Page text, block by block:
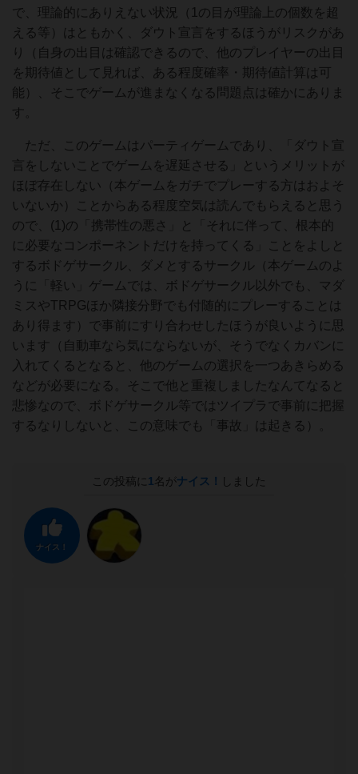
で、理論的にありえない状況（1の目が理論上の個数を超
える等）はともかく、ダウト宣言をするほうがリスクがあ
り（自身の出目は確認できるので、他のプレイヤーの出目
を期待値として見れば、ある程度確率・期待値計算は可
能）、そこでゲームが進まなくなる問題点は確かにありま
す。
ただ、このゲームはパーティゲームであり、「ダウト宣
言をしないことでゲームを遅延させる」というメリットが
ほぼ存在しない（本ゲームをガチでプレーする方はおよそ
いないか）ことからある程度空気は読んでもらえると思う
ので、(1)の「携帯性の悪さ」と「それに伴って、根本的
に必要なコンポーネントだけを持ってくる」ことをよしと
するボドゲサークル、ダメとするサークル（本ゲームのよ
うに「軽い」ゲームでは、ボドゲサークル以外でも、マダ
ミスやTRPGほか隣接分野でも付随的にプレーすることは
あり得ます）で事前にすり合わせしたほうが良いように思
います（自動車なら気にならないが、そうでなくカバンに
入れてくるとなると、他のゲームの選択を一つあきらめる
などが必要になる。そこで他と重複しましたなんてなると
悲惨なので、ボドゲサークル等ではツイプラで事前に把握
するなりしないと、この意味でも「事故」は起きる）。
この投稿に 1 名がナイス！ しました
ナイス！